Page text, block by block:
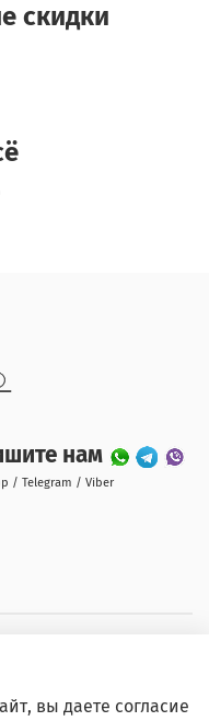
скидки
нам
/ Telegram / Viber
вы даете согласие